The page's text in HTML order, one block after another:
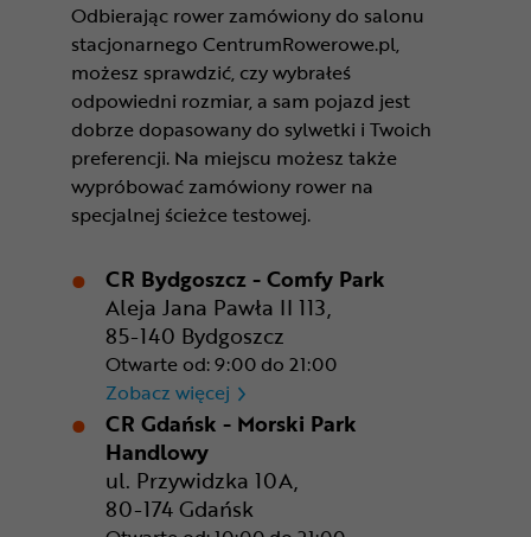
Odbierając rower zamówiony do salonu
stacjonarnego CentrumRowerowe.pl,
możesz sprawdzić, czy wybrałeś
odpowiedni rozmiar, a sam pojazd jest
dobrze dopasowany do sylwetki i Twoich
preferencji. Na miejscu możesz także
wypróbować zamówiony rower na
specjalnej ścieżce testowej.
CR Bydgoszcz - Comfy Park
Aleja Jana Pawła II 113,
85-140 Bydgoszcz
Otwarte od: 9:00 do 21:00
Zobacz więcej CR Bydgoszcz - Comfy Park
CR Gdańsk - Morski Park
Handlowy
ul. Przywidzka 10A,
80-174 Gdańsk